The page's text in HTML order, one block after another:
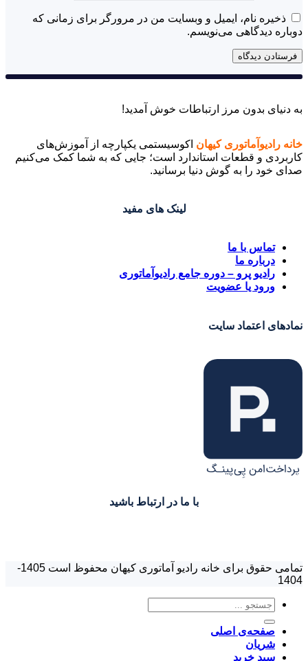
ذخیره نام، ایمیل و وبسایت من در مرورگر برای زمانی که
دوباره دیدگاهی می‌نویسم.
به دنیای بدون مرز ارتباطات خوش آمدید!
خانه رادیوآماتوری کیهان اکوسیستمی یکپارچه از آموزش‌های
کاربردی و قطعات استاندارد است؛ جایی که به شما کمک می‌کنیم
صدای خود را به گوش دنیا برسانید.
لینک های مفید
تماس با ما
درباره ما
رادیو پرو – دوره جامع رادیوآماتوری
ورود یا عضویت
نمادهای اعتماد سایت
با ما در ارتباط باشید
تمامی حقوق برای خانه رادیو آماتوری کیهان محفوظ است 1405-
1404
جستجو
برای:
صفحه‌ی اصلی
شریان
سبد خرید